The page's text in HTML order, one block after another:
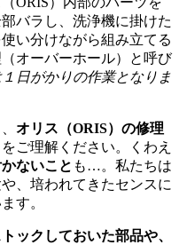
バラし、洗浄機に掛けた
い分けながら組み立てる
オーバーホール）と呼び
日がかりの作業となりま
オリス（ORIS）の修理
をご理解ください。くわえ
ないこと も…。私たちは
、培われてきたセンスに
す。
ックしておいた部品や、